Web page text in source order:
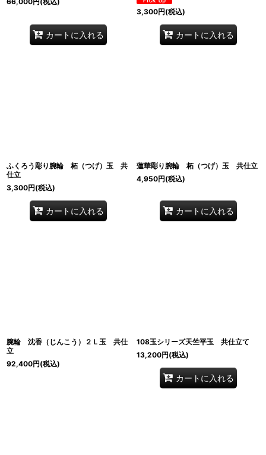
カートに入れる
3,300円(税込)
カートに入れる
ふくろう彫り腕輪 柘（つげ）玉 共
仕立
3,300円(税込)
カートに入れる
蓮華彫り腕輪 柘（つげ）玉 共仕立
4,950円(税込)
カートに入れる
腕輪 沈香（じんこう）２Ｌ玉 共仕
立
92,400円(税込)
108玉シリーズ天竺平玉 共仕立て
13,200円(税込)
カートに入れる